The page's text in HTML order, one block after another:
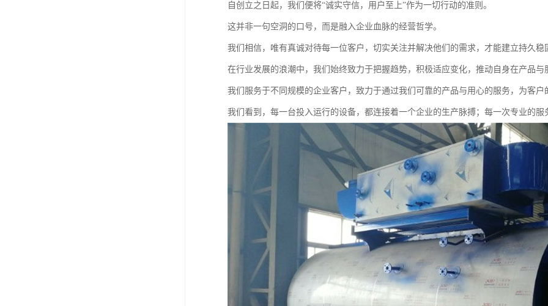
自创立之日起，我们便将“诚实守信，用户至上”作为一切行动的准则。
这并非一句空洞的口号，而是融入企业血脉的经营哲学。
我们相信，唯有真诚对待每一位客户，切实关注并解决他们的需求，才能建立持久稳
在行业发展的浪潮中，我们始终致力于把握趋势，积极适应变化，推动自身在产品
我们服务于不同规模的企业客户，致力于通过我们可靠的产品与用心的服务，为客
我们看到，每一台投入运行的设备，都连接着一个企业的生产脉搏；每一次专业的